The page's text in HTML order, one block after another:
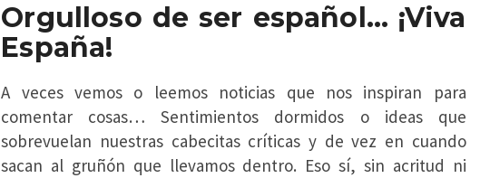
Orgulloso de ser español… ¡Viva
España!
A veces vemos o leemos noticias que nos inspiran para
comentar cosas… Sentimientos dormidos o ideas que
sobrevuelan nuestras cabecitas críticas y de vez en cuando
sacan al gruñón que llevamos dentro. Eso sí, sin acritud ni